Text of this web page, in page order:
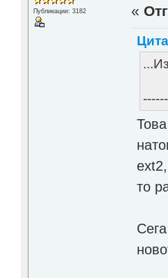
Публикации: 3182 «
то